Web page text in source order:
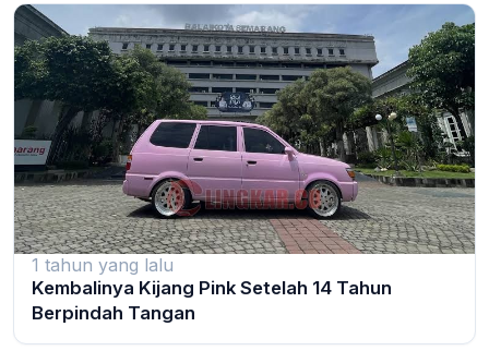
1 tahun yang lalu
Kembalinya Kijang Pink Setelah 14 Tahun
Berpindah Tangan